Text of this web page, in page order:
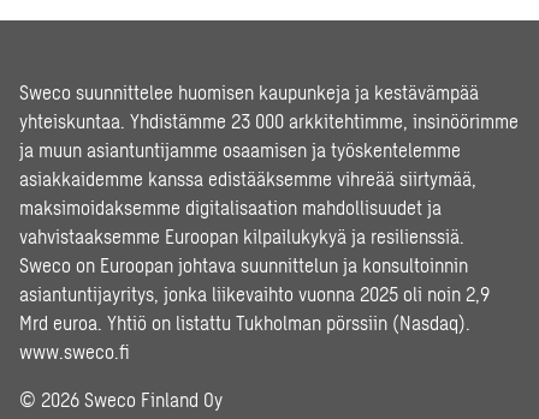
Sweco suunnittelee huomisen kaupunkeja ja kestävämpää
yhteiskuntaa. Yhdistämme 23 000 arkkitehtimme, insinöörimme
ja muun asiantuntijamme osaamisen ja työskentelemme
asiakkaidemme kanssa edistääksemme vihreää siirtymää,
maksimoidaksemme digitalisaation mahdollisuudet ja
vahvistaaksemme Euroopan kilpailukykyä ja resilienssiä.
Sweco on Euroopan johtava suunnittelun ja konsultoinnin
asiantuntijayritys, jonka liikevaihto vuonna 2025 oli noin 2,9
Mrd euroa. Yhtiö on listattu Tukholman pörssiin (Nasdaq).
www.sweco.fi
© 2026 Sweco Finland Oy